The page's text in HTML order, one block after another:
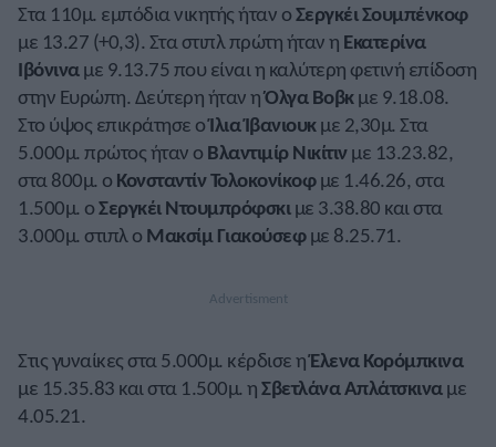
Στα 110μ. εμπόδια νικητής ήταν οΣεργκέι Σουμπένκοφ
με 13.27 (+0,3). Στα στιπλ πρώτη ήταν η Εκατερίνα
Ιβόνιναμε 9.13.75 που είναι η καλύτερη φετινή επίδοση
στην Ευρώπη. Δεύτερη ήταν ηΌλγα Βοβκμε 9.18.08.
Στο ύψος επικράτησε οΊλια Ίβανιουκμε 2,30μ. Στα
5.000μ. πρώτος ήταν ο Βλαντιμίρ Νικίτινμε 13.23.82,
στα 800μ. ο Κονσταντίν Τολοκονίκοφμε 1.46.26, στα
1.500μ. οΣεργκέι Ντουμπρόφσκιμε 3.38.80 και στα
3.000μ. στιπλ ο Μακσίμ Γιακούσεφμε 8.25.71.
Στις γυναίκες στα 5.000μ. κέρδισε ηΈλενα Κορόμπκινα
με 15.35.83 και στα 1.500μ. ηΣβετλάνα Απλάτσκιναμε
4.05.21.